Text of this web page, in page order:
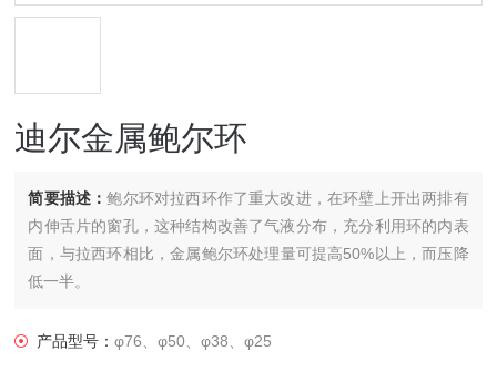
迪尔金属鲍尔环
简要描述：鲍尔环对拉西环作了重大改进，在环壁上开出两排有
内伸舌片的窗孔，这种结构改善了气液分布，充分利用环的内表
面，与拉西环相比，金属鲍尔环处理量可提高50%以上，而压降
低一半。
产品型号：φ76、φ50、φ38、φ25